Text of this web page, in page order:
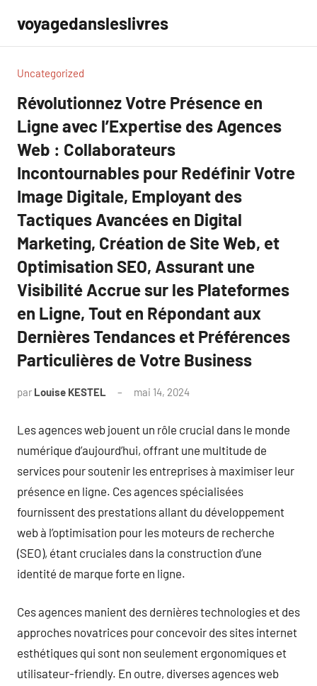
contenu
voyagedansleslivres
Uncategorized
Révolutionnez Votre Présence en
Ligne avec l’Expertise des Agences
Web : Collaborateurs
Incontournables pour Redéfinir Votre
Image Digitale, Employant des
Tactiques Avancées en Digital
Marketing, Création de Site Web, et
Optimisation SEO, Assurant une
Visibilité Accrue sur les Plateformes
en Ligne, Tout en Répondant aux
Dernières Tendances et Préférences
Particulières de Votre Business
par Louise KESTEL mai 14, 2024
Les agences web jouent un rôle crucial dans le monde
numérique d’aujourd’hui, offrant une multitude de
services pour soutenir les entreprises à maximiser leur
présence en ligne. Ces agences spécialisées
fournissent des prestations allant du développement
web à l’optimisation pour les moteurs de recherche
(SEO), étant cruciales dans la construction d’une
identité de marque forte en ligne.
Ces agences manient des dernières technologies et des
approches novatrices pour concevoir des sites internet
esthétiques qui sont non seulement ergonomiques et
utilisateur-friendly. En outre, diverses agences web